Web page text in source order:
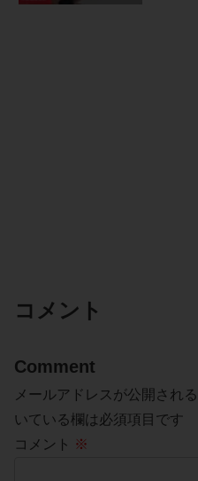
コメント
Comment
メールアドレスが公開され
いている欄は必須項目です
コメント ※